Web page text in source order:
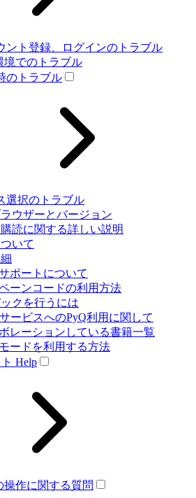
ント登録、ログインのトラブル
境でのトラブル
のトラブル
選択のトラブル
ウザーとバージョン
読に関する詳しい説明
いて
ポートについて
ーンコードの利用方法
クを行うには
ービスへのPyQ利用に関して
レーションしている書籍一覧
ードを利用する方法
Help
操作に関する質問